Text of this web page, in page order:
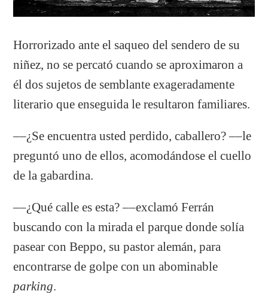
Horrorizado ante el saqueo del sendero de su
niñez, no se percató cuando se aproximaron a
él dos sujetos de semblante exageradamente
literario que enseguida le resultaron familiares.
––¿Se encuentra usted perdido, caballero? ––le
preguntó uno de ellos, acomodándose el cuello
de la gabardina.
––¿Qué calle es esta? ­––exclamó Ferrán
buscando con la mirada el parque donde solía
pasear con Beppo, su pastor alemán, para
encontrarse de golpe con un abominable
parking.